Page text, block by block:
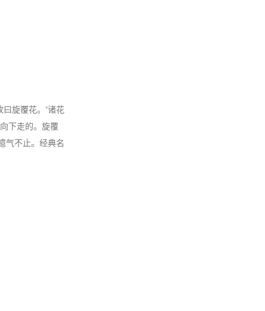
旋覆花。“诸花
下走的。旋覆
气不止。经典名